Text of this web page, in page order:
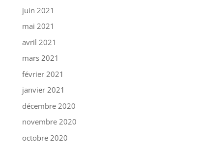
juin 2021
mai 2021
avril 2021
mars 2021
février 2021
janvier 2021
décembre 2020
novembre 2020
octobre 2020